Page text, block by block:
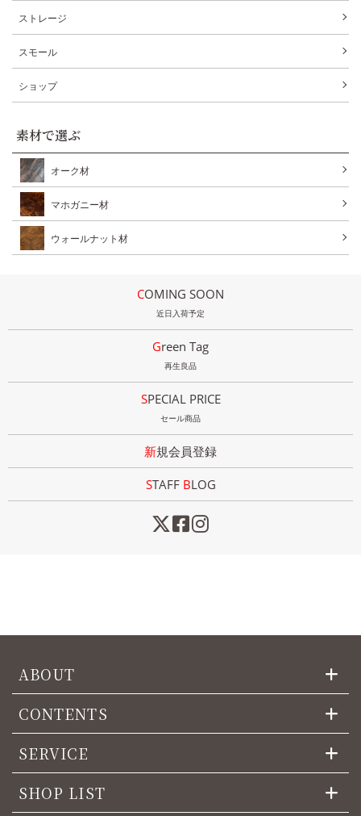
ストレージ
スモール
ショップ
素材で選ぶ
オーク材
マホガニー材
ウォールナット材
COMING SOON
近日入荷予定
Green Tag
再生良品
SPECIAL PRICE
セール商品
新規会員登録
STAFF BLOG
ABOUT
CONTENTS
SERVICE
SHOP LIST